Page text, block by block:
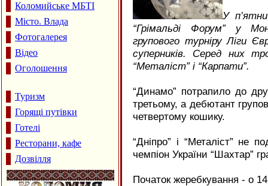
Коломийське МБТІ
Місто. Влада
Фотогалерея
Відео
Оголошення
Туризм
Горящі путівки
Готелі
Ресторани, кафе
Дозвілля
У
“Грімальді Форум” у
групового турніру Ліги
суперників. Серед них
“Металіст” і “Карпати”.
“Динамо” потрапило до
третьому, а дебютант
четвертому кошику.
“Дніпро” і “Металіст” не
чемпіон України “Шахтар”
Початок жеребкування - о